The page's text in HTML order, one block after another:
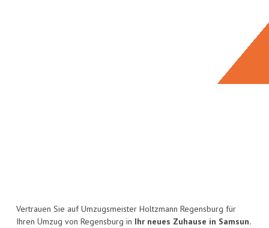
Vertrauen Sie auf Umzugsmeister Holtzmann Regensburg für
Ihren Umzug von Regensburg in Ihr neues Zuhause in Samsun.